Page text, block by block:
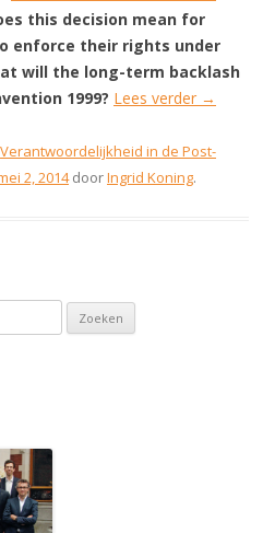
this decision mean for
enforce their rights under
will the long-term backlash
1999? Lees verder →
Verantwoordelijkheid in de Post-
2, 2014doorIngrid Koning.